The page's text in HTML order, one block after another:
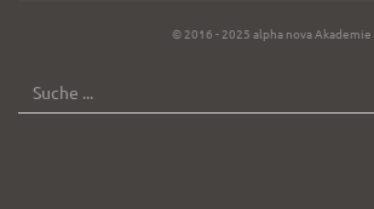
© 2016 - 2025 alpha nova Akademie
SUCHE